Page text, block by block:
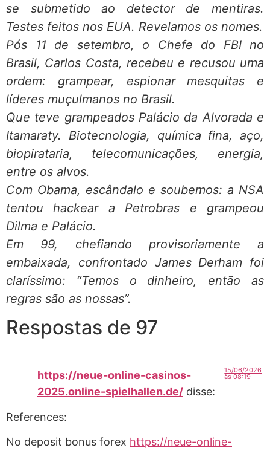
se submetido ao detector de mentiras.
Testes feitos nos EUA. Revelamos os nomes.
Pós 11 de setembro, o Chefe do FBI no
Brasil, Carlos Costa, recebeu e recusou uma
ordem: grampear, espionar mesquitas e
líderes muçulmanos no Brasil.
Que teve grampeados Palácio da Alvorada e
Itamaraty. Biotecnologia, química fina, aço,
biopirataria, telecomunicações, energia,
entre os alvos.
Com Obama, escândalo e soubemos: a NSA
tentou hackear a Petrobras e grampeou
Dilma e Palácio.
Em 99, chefiando provisoriamente a
embaixada, confrontado James Derham foi
claríssimo: “Temos o dinheiro, então as
regras são as nossas”.
Respostas de 97
https://neue-online-casinos-
2025.online-spielhallen.de/ disse:
15/06/2026
às 08:19
References:
No deposit bonus forex https://neue-online-